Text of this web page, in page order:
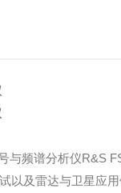
与频谱分析仪R&S
以及雷达与卫星应用